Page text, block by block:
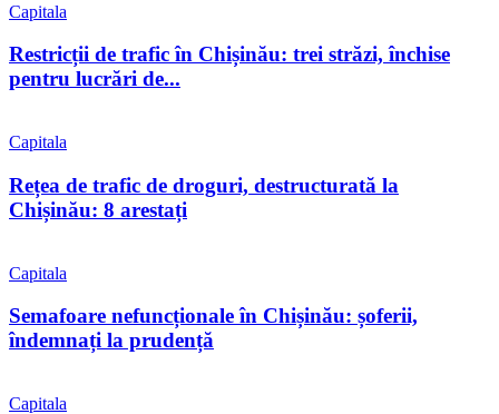
Capitala
Restricții de trafic în Chișinău: trei străzi, închise
pentru lucrări de...
Capitala
Rețea de trafic de droguri, destructurată la
Chișinău: 8 arestați
Capitala
Semafoare nefuncționale în Chișinău: șoferii,
îndemnați la prudență
Capitala